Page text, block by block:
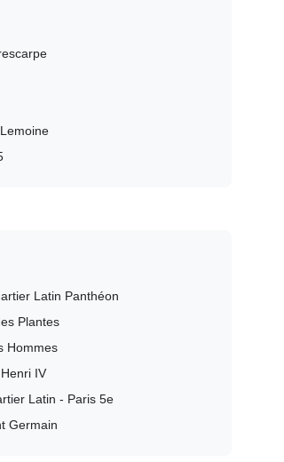
Latin Panthéon
Plantes
Hommes
IV
Latin - Paris 5e
Germain